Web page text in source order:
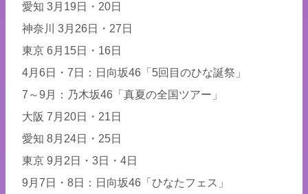
愛知 3月19日・20日
神奈川 3月26日・27日
東京 6月15日・16日
4月6日・7日：日向坂46「5回目のひな誕祭」
7～9月：乃木坂46「真夏の全国ツアー」
大阪 7月20日・21日
愛知 8月24日・25日
東京 9月2日・3日・4日
9月7日・8日：日向坂46「ひなたフェス」